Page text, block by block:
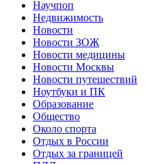
Научпоп
Недвижимость
Новости
Новости ЗОЖ
Новости медицины
Новости Москвы
Новости путешествий
Ноутбуки и ПК
Образование
Общество
Около спорта
Отдых в России
Отдых за границей